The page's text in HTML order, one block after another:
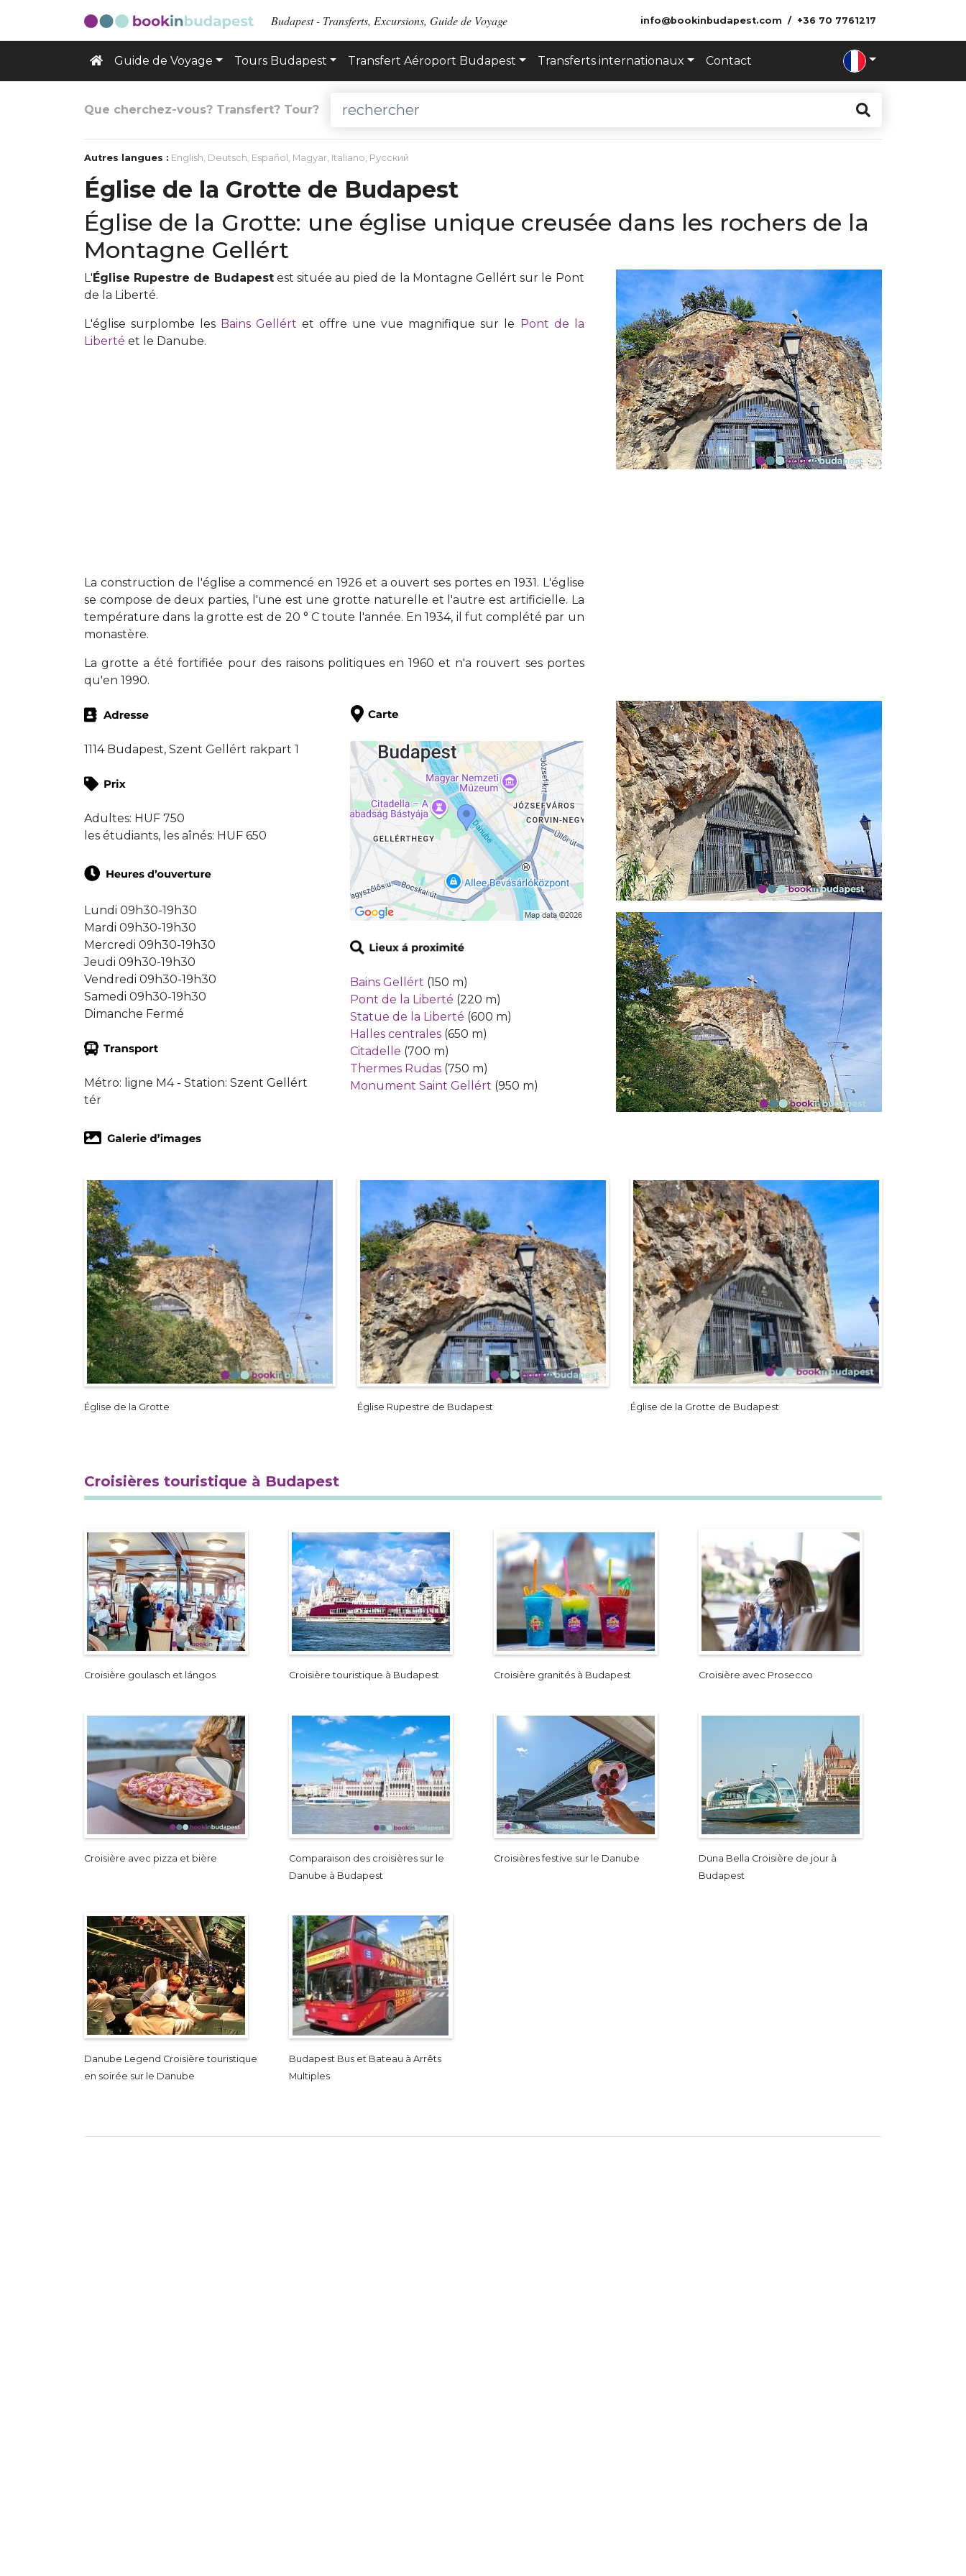
Budapest - Transferts, Excursions, Guide de Voyage info@bookinbudapest.com +36 70 7761217
Guide de Voyage Tours Budapest Transfert Aéroport Budapest Transferts internationaux Contact
Que cherchez-vous? Transfert? Tour?
Autres langues : English, Deutsch, Español , Magyar, Italiano, Русский
Église de la Grotte de Budapest
Église de la Grotte: une église unique creusée dans les rochers de la
Montagne Gellért
L'Église Rupestre de Budapestest située au pied de la Montagne Gellért sur le Pont
de la Liberté.
L'église surplombe les Bains Gellért et offre une vue magnifique sur le Pont de la
Liberté et le Danube.
La construction de l'église a commencé en 1926 et a ouvert ses portes en 1931. L'église
se compose de deux parties, l'une est une grotte naturelle et l'autre est artificielle. La
température dans la grotte est de 20 ° C toute l'année. En 1934, il fut complété par un
monastère.
La grotte a été fortifiée pour des raisons politiques en 1960 et n'a rouvert ses portes
qu'en 1990.
1114 Budapest, Szent Gellért rakpart 1
Adultes: HUF 750
les étudiants, les aînés: HUF 650
Lundi 09h30-19h30
Mardi 09h30-19h30
Mercredi 09h30-19h30
Jeudi 09h30-19h30
Vendredi 09h30-19h30
Samedi 09h30-19h30
Dimanche Fermé
Métro: ligne M4 - Station: Szent Gellért
tér
Bains Gellért (150 m)
Pont de la Liberté (220 m)
Statue de la Liberté (600 m)
Halles centrales (650 m)
Citadelle (700 m)
Thermes Rudas (750 m)
Monument Saint Gellért (950 m)
Église de la Grotte Église Rupestre de Budapest Église de la Grotte de Budapest
Croisières touristique à Budapest
Croisière goulasch et lángos Croisière touristique à Budapest Croisière granités à Budapest Croisière avec Prosecco
Croisière avec pizza et bière
Comparaison des croisières sur le
Danube à Budapest
Croisières festive sur le Danube
Duna Bella Croisière de jour à
Budapest
Danube Legend Croisière touristique
en soirée sur le Danube
Budapest Bus et Bateau à Arrêts
Multiples